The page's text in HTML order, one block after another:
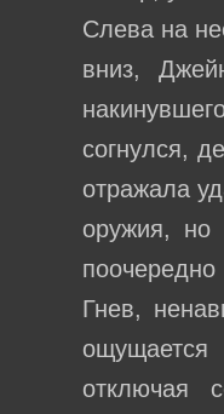
Слева на
вниз,
согнулся,
отражала
оружия, но
поочередно
Гнев,
отключая